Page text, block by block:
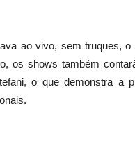
ao vivo, sem truques,
os shows também
o que demonstra a